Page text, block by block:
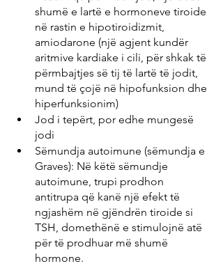
shumë e lartë e hormoneve tiroide
në rastin e hipotiroidizmit,
amiodarone (një agjent kundër
aritmive kardiake i cili, për shkak të
përmbajtjes së tij të lartë të jodit,
mund të çojë në hipofunksion dhe
hiperfunksionim)
Jod i tepërt, por edhe mungesë
jodi
Sëmundja autoimune (sëmundja e
Graves): Në këtë sëmundje
autoimune, trupi prodhon
antitrupa që kanë një efekt të
ngjashëm në gjëndrën tiroide si
TSH, domethënë e stimulojnë atë
për të prodhuar më shumë
hormone.